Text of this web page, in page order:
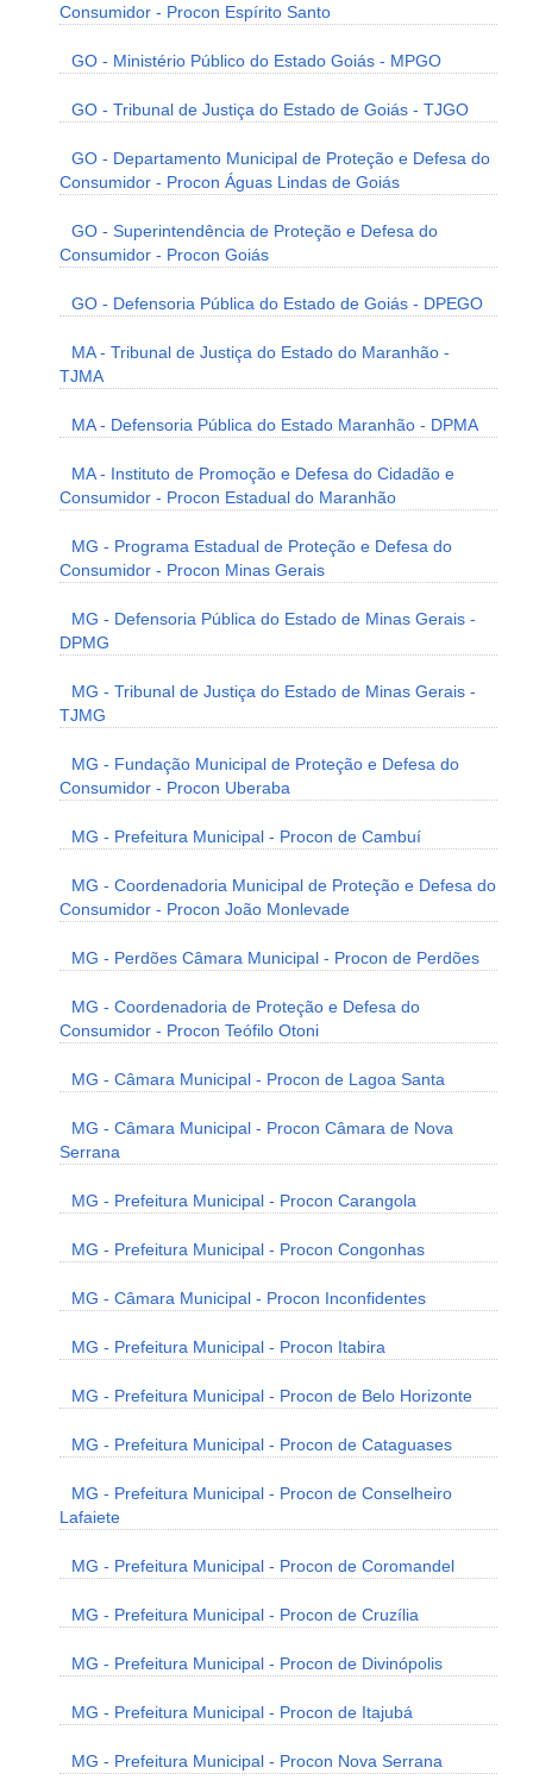
Consumidor - Procon Espírito Santo
GO - Ministério Público do Estado Goiás - MPGO
GO - Tribunal de Justiça do Estado de Goiás - TJGO
GO - Departamento Municipal de Proteção e Defesa do
Consumidor - Procon Águas Lindas de Goiás
GO - Superintendência de Proteção e Defesa do
Consumidor - Procon Goiás
GO - Defensoria Pública do Estado de Goiás - DPEGO
MA - Tribunal de Justiça do Estado do Maranhão -
TJMA
MA - Defensoria Pública do Estado Maranhão - DPMA
MA - Instituto de Promoção e Defesa do Cidadão e
Consumidor - Procon Estadual do Maranhão
MG - Programa Estadual de Proteção e Defesa do
Consumidor - Procon Minas Gerais
MG - Defensoria Pública do Estado de Minas Gerais -
DPMG
MG - Tribunal de Justiça do Estado de Minas Gerais -
TJMG
MG - Fundação Municipal de Proteção e Defesa do
Consumidor - Procon Uberaba
MG - Prefeitura Municipal - Procon de Cambuí
MG - Coordenadoria Municipal de Proteção e Defesa do
Consumidor - Procon João Monlevade
MG - Perdões Câmara Municipal - Procon de Perdões
MG - Coordenadoria de Proteção e Defesa do
Consumidor - Procon Teófilo Otoni
MG - Câmara Municipal - Procon de Lagoa Santa
MG - Câmara Municipal - Procon Câmara de Nova
Serrana
MG - Prefeitura Municipal - Procon Carangola
MG - Prefeitura Municipal - Procon Congonhas
MG - Câmara Municipal - Procon Inconfidentes
MG - Prefeitura Municipal - Procon Itabira
MG - Prefeitura Municipal - Procon de Belo Horizonte
MG - Prefeitura Municipal - Procon de Cataguases
MG - Prefeitura Municipal - Procon de Conselheiro
Lafaiete
MG - Prefeitura Municipal - Procon de Coromandel
MG - Prefeitura Municipal - Procon de Cruzília
MG - Prefeitura Municipal - Procon de Divinópolis
MG - Prefeitura Municipal - Procon de Itajubá
MG - Prefeitura Municipal - Procon Nova Serrana